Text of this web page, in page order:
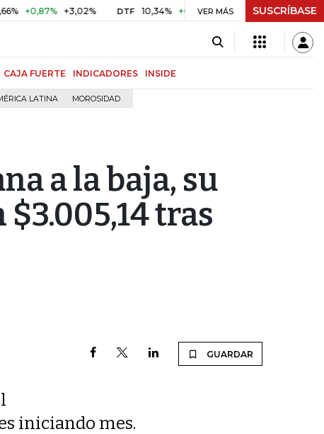
+3,02% DTF 10,34% +0,10% +0,98% UVR $ 416,86 +$
VER MÁS SUSCRÍBASE
CAJA FUERTE INDICADORES INSIDE
LATINA MOROSIDAD
a la baja, su
tras
GUARDAR
iniciando mes.